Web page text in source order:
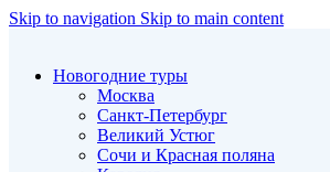
Skip to navigation Skip to main content
Новогодние туры
Москва
Санкт-Петербург
Великий Устюг
Сочи и Красная поляна